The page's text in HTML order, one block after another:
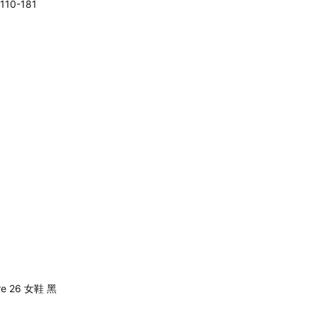
181
26 女鞋 黑